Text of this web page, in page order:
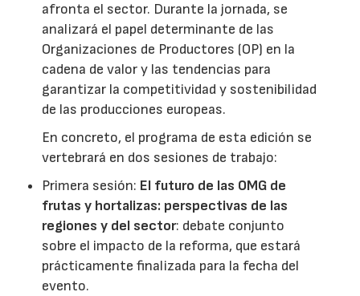
afronta el sector. Durante la jornada, se
analizará el papel determinante de las
Organizaciones de Productores (OP) en la
cadena de valor y las tendencias para
garantizar la competitividad y sostenibilidad
de las producciones europeas.
En concreto, el programa de esta edición se
vertebrará en dos sesiones de trabajo:
Primera sesión: El futuro de las OMG de
frutas y hortalizas: perspectivas de las
regiones y del sector: debate conjunto
sobre el impacto de la reforma, que estará
prácticamente finalizada para la fecha del
evento.